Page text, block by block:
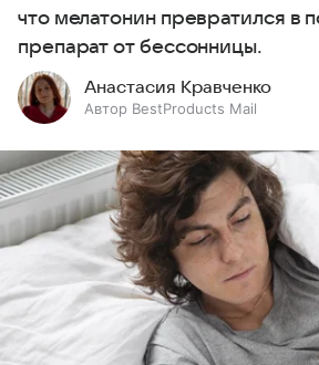
что мелатонин превратился в
препарат от бессонницы.
Анастасия Кравченко
Автор BestProducts Mail